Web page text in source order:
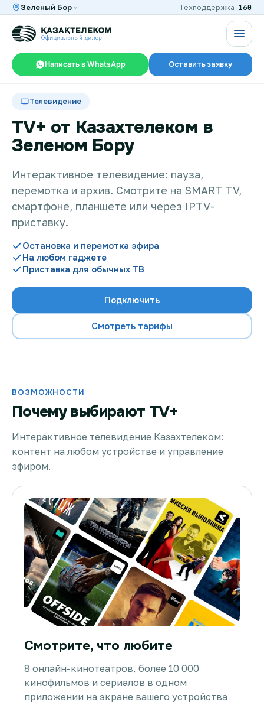
Зеленый Бор Техподдержка 160
Написать в WhatsApp Оставить заявку
Интернет и ТВ в квартире
Интернет и ТВ в частном доме
Интернет в офис
TV+
Проверить возможность подключения
Акции
Заявка на подбор тарифа
Подключиться к КазахТелеком
Телевидение
TV+ от Казахтелеком в
Зеленом Бору
Интерактивное телевидение: пауза,
перемотка и архив. Смотрите на SMART TV,
смартфоне, планшете или через IPTV-
приставку.
Остановка и перемотка эфира
На любом гаджете
Приставка для обычных ТВ
Подключить
Смотреть тарифы
ВОЗМОЖНОСТИ
Почему выбирают TV+
Интерактивное телевидение Казахтелеком:
контент на любом устройстве и управление
эфиром.
Смотрите, что любите
8 онлайн-кинотеатров, более 10 000
кинофильмов и сериалов в одном
приложении на экране вашего устройства